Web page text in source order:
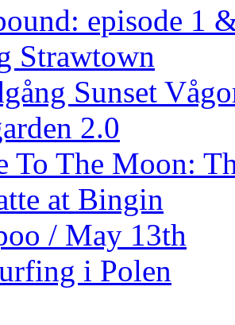
episode 1
Strawtown
Sunset
2.0
To The Moon:
at Bingin
/ May 13th
i Polen